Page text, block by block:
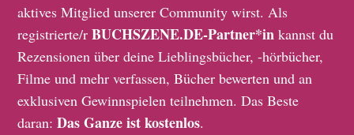
aktives Mitglied unserer Community wirst. Als
registrierte/rBUCHSZENE.DE-Partner*in kannst du
Rezensionen über deine Lieblingsbücher, -hörbücher,
Filme und mehr verfassen, Bücher bewerten und an
exklusiven Gewinnspielen teilnehmen. Das Beste
daran:Das Ganze ist kostenlos.